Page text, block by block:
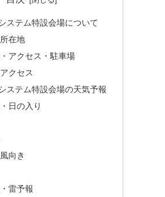
ステム特設会場について
在地
アクセス・駐車場
クセス
ステム特設会場の天気予報
日の入り
向き
雷予報